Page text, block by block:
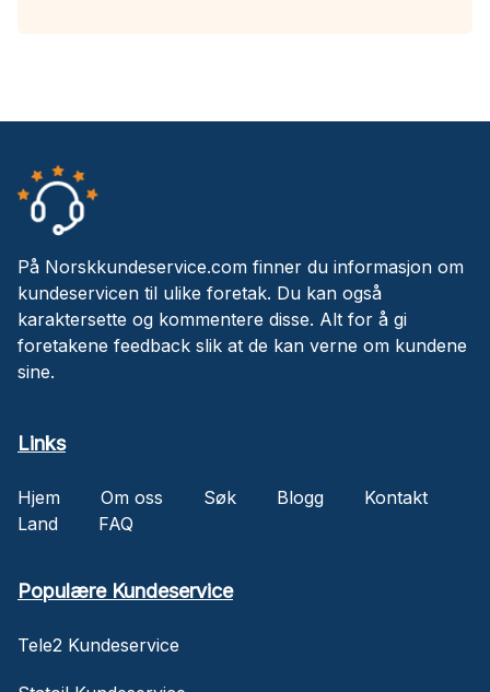
På Norskkundeservice.com finner du informasjon om
kundeservicen til ulike foretak. Du kan også
karaktersette og kommentere disse. Alt for å gi
foretakene feedback slik at de kan verne om kundene
sine.
Links
Hjem Om oss Søk Blogg
Kontakt
Land
FAQ
Populære Kundeservice
Tele2 Kundeservice